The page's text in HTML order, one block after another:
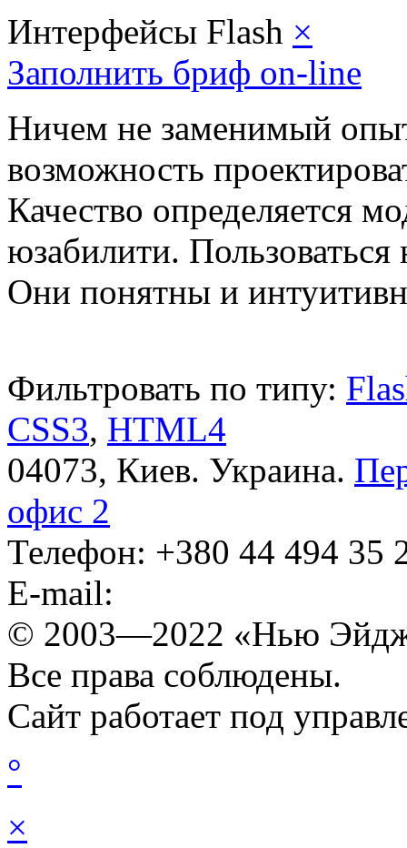
Интерфейсы Flash ×
Заполнить бриф on-line
Ничем не заменимый
возможность
Качество определяется
юзабилити.
Они понятны и
Фильтровать по типу:
CSS3, HTML4
04073, Киев. Украина.
офис 2
Телефон: +380 44 ‎494 35
E-mail:
© 2003—2022 «Нью
Все права соблюдены.
Сайт работает под
°
×